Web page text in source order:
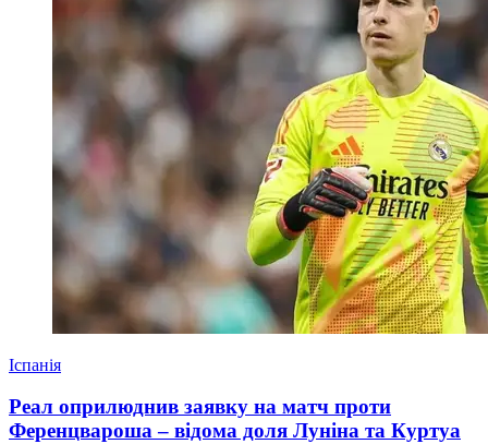
Іспанія
Реал оприлюднив заявку на матч проти
Ференцвароша – відома доля Луніна та Куртуа